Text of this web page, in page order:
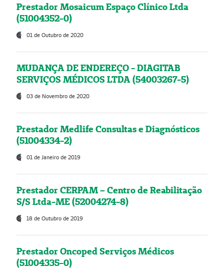
Prestador Mosaicum Espaço Clínico Ltda
(51004352-0)
01 de Outubro de 2020
MUDANÇA DE ENDEREÇO - DIAGITAB
SERVIÇOS MÉDICOS LTDA (54003267-5)
03 de Novembro de 2020
Prestador Medlife Consultas e Diagnósticos
(51004334-2)
01 de Janeiro de 2019
Prestador CERPAM – Centro de Reabilitação
S/S Ltda-ME (52004274-8)
18 de Outubro de 2019
Prestador Oncoped Serviços Médicos
(51004335-0)